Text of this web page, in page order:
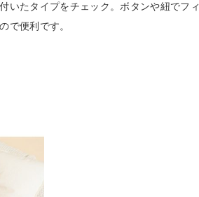
いたタイプをチェック。ボタンや紐でフ
で便利です。